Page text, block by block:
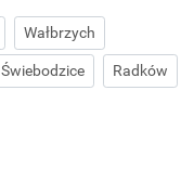
Wałbrzych
Świebodzice Radków